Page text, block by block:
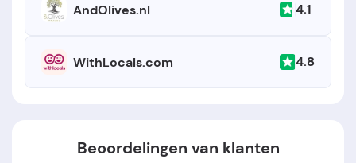
AndOlives.nl 4.1
WithLocals.com 4.8
Beoordelingen van klanten